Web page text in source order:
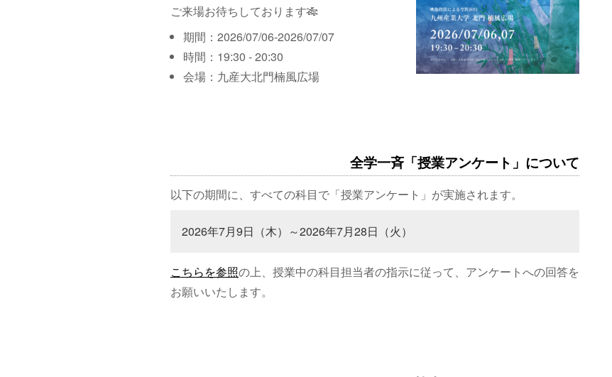
ご来場お待ちしております🎋
期間：2026/07/06-2026/07/07
時間：19:30 - 20:30
会場：九産大北門楠風広場
全学一斉「授業アンケート」について
以下の期間に、すべての科目で「授業アンケート」が実施されます。
2026年7月9日（木）～2026年7月28日（火）
こちらを参照の上、授業中の科目担当者の指示に従って、アンケートへの回答を
お願いいたします。